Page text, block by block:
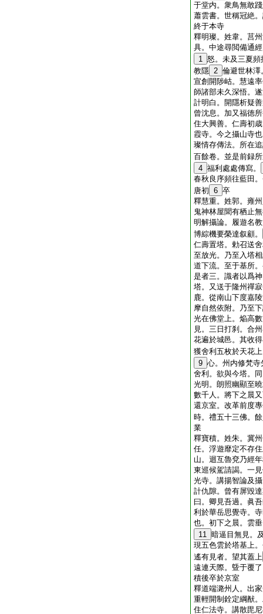
于堂内。衆鳥無敢
蕭雲書。世稱冠絶
終于本寺
釋明璨。姓韋。莒
具。中途尋閲備通
1 怒。未及三夏
教隱 2 倫避世林澤
宣創開陟岵。慧遠
師諸部未久深悟。
計明白。開隱析疑
曾沈息。加又福徳
住大興善。仁壽初
霞寺。今之攝山寺
璨情存傳法。所在
百餘卷。並是前録
4 福利處處傳寫。
春秋良序頻往藍田
唐初 6 卒
釋慧重。姓郭。雍
鬼神林屋聞有栖止
明解攝論。履遊名
博綜機要榮達叙顧。
仁壽置塔。勅召送
至放光。乃至入塔
道下流。至于基所
是者三。識者以爲
塔。又送于隆州禪
鹿。從南山下度嘉
摩自然依附。乃至
光在佛堂上。焔高
見。三日打刹。合
花遍於城邑。其收
獲舍利五枚於天花
9 心。州内修梵
舍利。欲與今塔。
光明。朗照幽顯至
數千人。將下之晨
還京室。改革前度
時。禮五十三佛。
業
釋寶積。姓朱。冀
任。浮遊靡定不存
山。迴互魯兗乃經
東巡候駕請謁。一
光寺。講揚智論及
計仇隙。曾有屏毀
曰。卿見吾過。眞
利於華岳思覺寺。
也。初下之晨。雲
11 暗逼目無見。
現五色雲於塔基上
遙有見者。望其蓋上
遠連天際。曁于覆
積後卒於京室
釋道端潞州人。出
重輕開制銓定綱猷
住仁法寺。講散毘